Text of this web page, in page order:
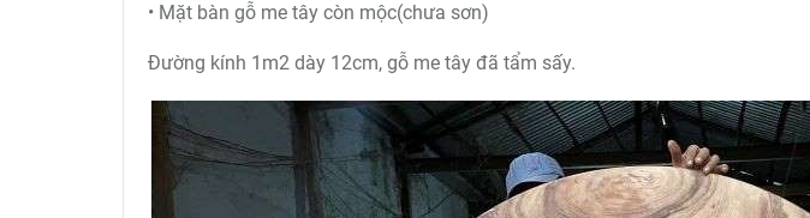
• Mặt bàn gỗ me tây còn mộc(chưa sơn)
Đường kính 1m2 dày 12cm, gỗ me tây đã tẩm sấy.